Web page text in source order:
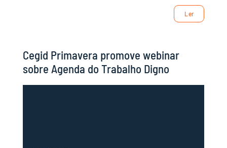
Ler
Cegid Primavera promove webinar
sobre Agenda do Trabalho Digno